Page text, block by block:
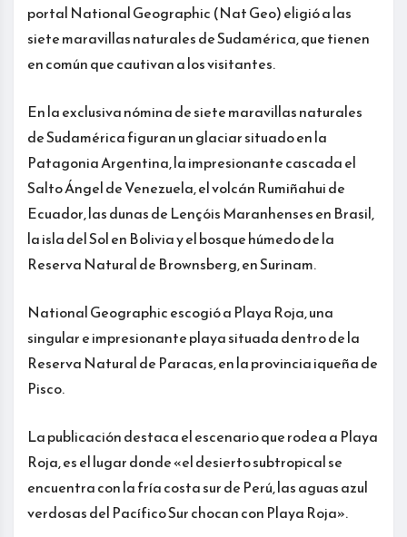
portal National Geographic (Nat Geo) eligió a las
siete maravillas naturales de Sudamérica, que tienen
en común que cautivan a los visitantes.
En la exclusiva nómina de siete maravillas naturales
de Sudamérica figuran un glaciar situado en la
Patagonia Argentina, la impresionante cascada el
Salto Ángel de Venezuela, el volcán Rumiñahui de
Ecuador, las dunas de Lençóis Maranhenses en Brasil,
la isla del Sol en Bolivia y el bosque húmedo de la
Reserva Natural de Brownsberg, en Surinam.
National Geographic escogió a Playa Roja, una
singular e impresionante playa situada dentro de la
Reserva Natural de Paracas, en la provincia iqueña de
Pisco.
La publicación destaca el escenario que rodea a Playa
Roja, es el lugar donde «el desierto subtropical se
encuentra con la fría costa sur de Perú, las aguas azul
verdosas del Pacífico Sur chocan con Playa Roja».